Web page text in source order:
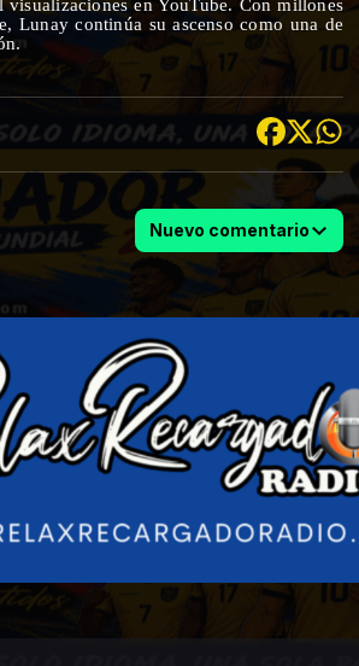
en YouTube. Con millones
Lunay continúa su ascenso como una de
Nuevo comentario